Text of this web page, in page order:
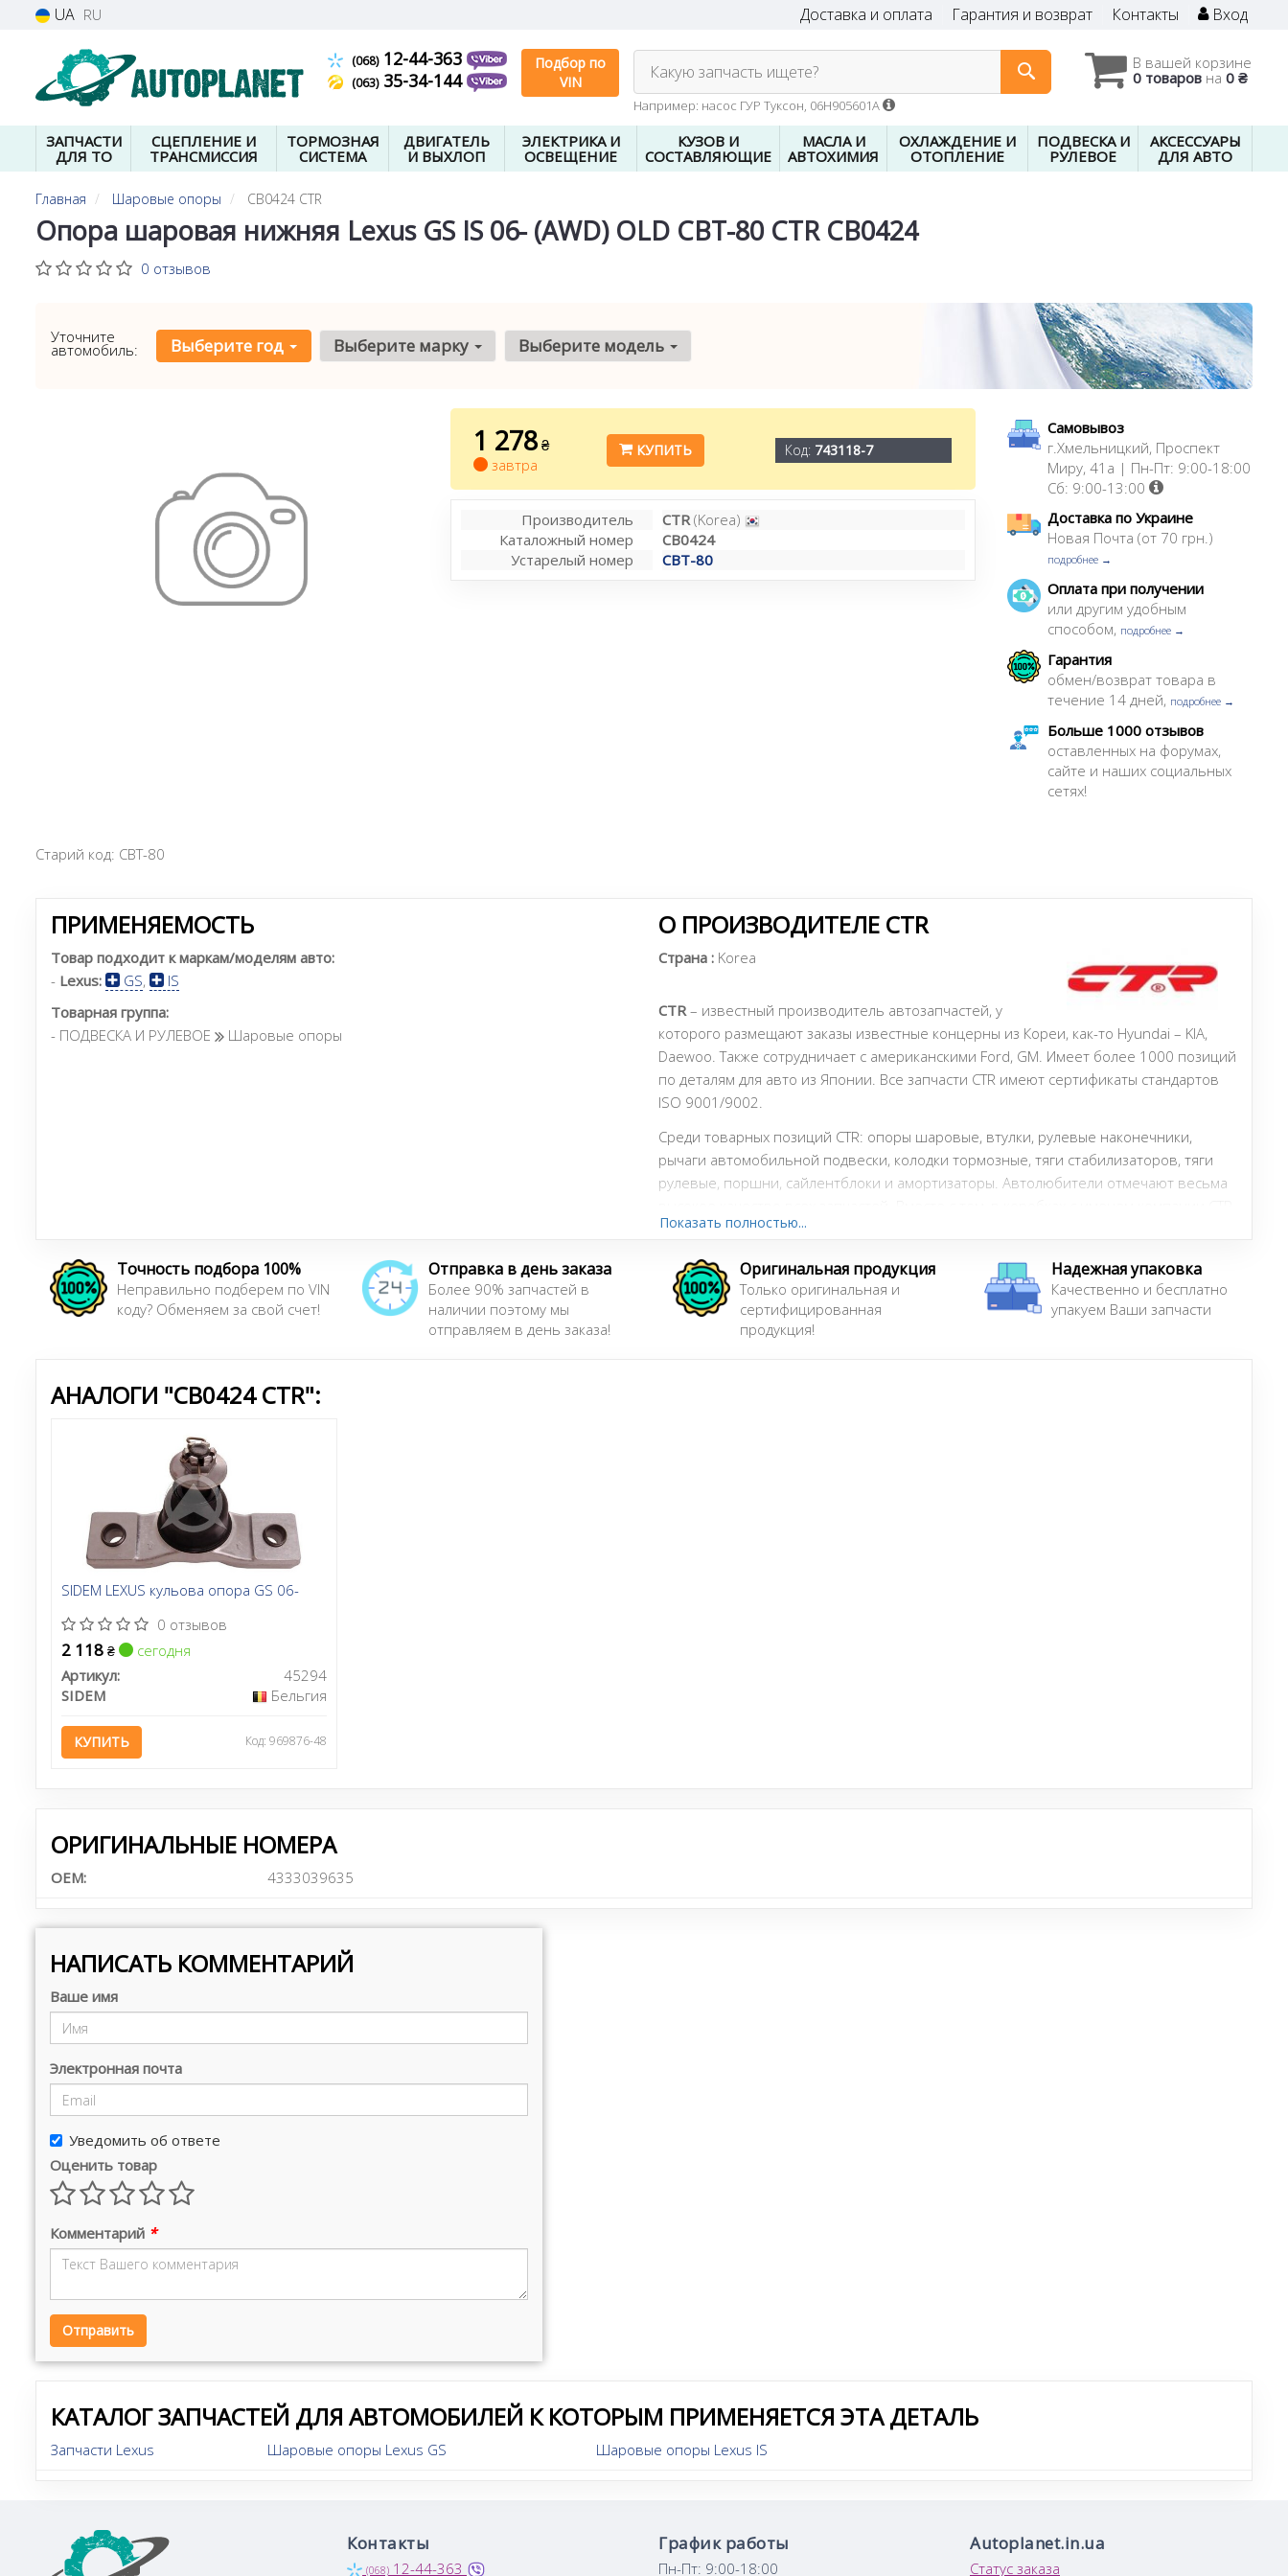
UA RU Доставка и оплата Гарантия и возврат Контакты Вход
(068)12-44-363
(063)35-34-144
Подбор по
VIN
В вашей корзине
0 товаров на 0 ₴
Какую запчасть ищете?
Например: насос ГУР Туксон, 06H905601A
ЗАПЧАСТИ
ДЛЯ ТО
СЦЕПЛЕНИЕ И
ТРАНСМИССИЯ
ТОРМОЗНАЯ
СИСТЕМА
ДВИГАТЕЛЬ
И ВЫХЛОП
ЭЛЕКТРИКА И
ОСВЕЩЕНИЕ
КУЗОВ И
СОСТАВЛЯЮЩИЕ
МАСЛА И
АВТОХИМИЯ
ОХЛАЖДЕНИЕ И
ОТОПЛЕНИЕ
ПОДВЕСКА И
РУЛЕВОЕ
АКСЕССУАРЫ
ДЛЯ АВТО
Главная Шаровые опоры CB0424 CTR
Опора шаровая нижняя Lexus GS IS 06- (AWD) OLD CBT-80 CTR CB0424
0 отзывов
Уточните
автомобиль: Выберите год Выберите марку Выберите модель
1 278 ₴
завтра
КУПИТЬ Код: 743118-7
Производитель CTR(Korea)
Каталожный номер
CB0424
Устарелый номер
CBT-80
Самовывоз
г.Хмельницкий, Проспект
Миру, 41а | Пн-Пт: 9:00-18:00
Сб: 9:00-13:00
Доставка по Украине
Новая Почта (от 70 грн.)
подробнее →
Оплата при получении
или другим удобным
способом, подробнее →
Гарантия
обмен/возврат товара в
течение 14 дней, подробнее →
Больше 1000 отзывов
оставленных на форумах,
сайте и наших социальных
сетях!
Старий код: CBT-80
ПРИМЕНЯЕМОСТЬ
Товар подходит к маркам/моделям авто:
- Lexus: GS,
IS
Товарная группа:
- ПОДВЕСКА И РУЛЕВОЕ
Шаровые опоры
О ПРОИЗВОДИТЕЛЕ CTR
Страна : Korea
CTR– известный производитель автозапчастей, у
которого размещают заказы известные концерны из Кореи, как-то Hyundai – KIA,
Daewoo. Также сотрудничает с американскими Ford, GM. Имеет более 1000 позиций
по деталям для авто из Японии. Все запчасти CTR имеют сертификаты стандартов
ISO 9001/9002.
Среди товарных позиций CTR: опоры шаровые, втулки, рулевые наконечники,
рычаги автомобильной подвески, колодки тормозные, тяги стабилизаторов, тяги
рулевые, поршни, сайлентблоки и амортизаторы. Автолюбители отмечают весьма
они могут найти все те же OEM-запчасти для корейского автотранспорта, но по
KIA от этой компании также совместимы с автомобилями Hyundai.
http://www.neoctr.kr/
Показать полностью...
Точность подбора 100%
Неправильно подберем по VIN
коду? Обменяем за свой счет!
Отправка в день заказа
Более 90% запчастей в
наличии поэтому мы
отправляем в день заказа!
Оригинальная продукция
Только оригинальная и
сертифицированная
продукция!
Надежная упаковка
Качественно и бесплатно
упакуем Ваши запчасти
АНАЛОГИ "CB0424 CTR":
SIDEM LEXUS кульова опора GS 06-
0 отзывов
2 118 ₴
сегодня
Артикул:
45294
SIDEM
Бельгия
КУПИТЬ Код: 969876-48
ОРИГИНАЛЬНЫЕ НОМЕРА
OEM: 4333039635
НАПИСАТЬ КОММЕНТАРИЙ
Ваше имя
Электронная почта
Уведомить об ответе
Оценить товар
Комментарий *
Отправить
КАТАЛОГ ЗАПЧАСТЕЙ ДЛЯ АВТОМОБИЛЕЙ К КОТОРЫМ ПРИМЕНЯЕТСЯ ЭТА ДЕТАЛЬ
Запчасти Lexus Шаровые опоры Lexus GS Шаровые опоры Lexus IS
Контакты
(068) 12-44-363
График работы
Пн-Пт: 9:00-18:00
Autoplanet.in.ua
Статус заказа